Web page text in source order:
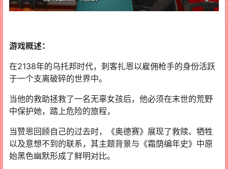
游戏概述：
在2138年的乌托邦时代，刺客扎恩以雇佣枪手的身份活跃
于一个支离破碎的世界中。
当他的救助拯救了一名无辜女孩后，他必须在末世的荒野
中保护她，踏上危险的旅程，
当赞恩回顾自己的过去时，《奥德赛》展现了救赎、牺牲
以及意想不到的联系，其主题背景与《霜荫编年史》中原
始黑色幽默形成了鲜明对比。